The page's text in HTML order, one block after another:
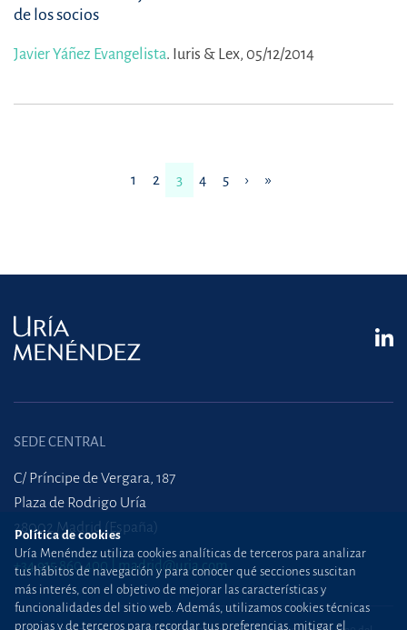
de los socios
Javier Yáñez Evangelista. Iuris & Lex, 05/12/2014
1 2 3 4 5 › »
SEDE CENTRAL
C/ Príncipe de Vergara, 187
Plaza de Rodrigo Uría
28002 Madrid (España)
+34 915 860 400 madrid@uria.com
Política de cookies
Uría Menéndez utiliza cookies analíticas de terceros para analizar
tus hábitos de navegación y para conocer qué secciones suscitan
más interés, con el objetivo de mejorar las características y
funcionalidades del sitio web. Además, utilizamos cookies técnicas
propias y de terceros para recordar tus preferencias, mitigar el